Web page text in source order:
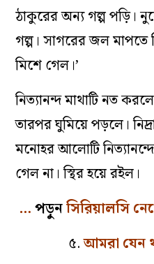
ঠাকুরের অন্য গল্প পড়ি।
গল্প। সাগরের জল
মিশে গেল।’
নিত্যানন্দ মাথাটি নত
তারপর ঘুমিয়ে পড়লে।
মনোহর আলোটি
গেল না। স্থির হয়ে রইল।
…পড়ুনসিরিয়ালসি
৫.আমরা যেন